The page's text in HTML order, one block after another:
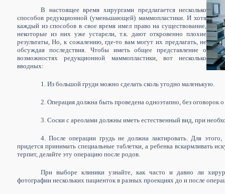
В настоящее время хирургами предлагается несколько
способов редукционной (уменьшающей) маммопластики. И хотя
каждый из способов в свое время имел право на существование,
некоторые из них уже устарели, т.к. дают откровенно плохие
результаты, Но, к сожалению, где-то вам могут их предлагать, не
обсуждая последствия. Чтобы иметь общее представление о
возможностях редукционной маммопластики, вот несколько
вводных:
1. Из большой груди можно сделать сколь угодно маленькую.
2. Операция должна быть проведена одноэтапно, без оговорок
3. Соски с ареолами должны иметь естественный вид, при
4. После операции грудь не должна лактировать. Для
придется принимать специальные таблетки, а ребенка вскармливать
терпит, делайте эту операцию после родов.
При выборе клиники узнайте, как часто и давно ли
фотографии нескольких пациенток в разных проекциях до и после